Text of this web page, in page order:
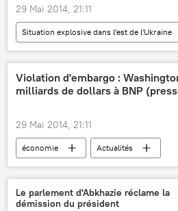
29 Mai 2014, 21:11
Situation explosive dans l'est de l'Ukraine
International
Actualités
Règlement de la situation en Ukraine (2014)
Violation d'embargo :
milliards de dollars à BNP
29 Mai 2014, 21:11
économie Actualités
Le parlement d'Abkhazie réclame la
démission du président